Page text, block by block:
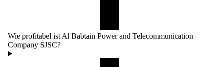
Wie profitabel ist Al Babtain Power and Telecommunication
Company SJSC?